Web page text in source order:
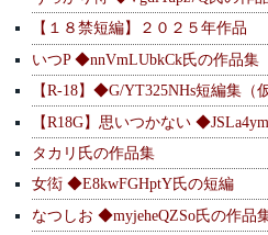
【１８禁短編】２０２５年作品
いつP ◆nnVmLUbkCk氏の作品集
【R-18】◆G/YT325NHs短編集（
【R18G】思いつかない
タカリ氏の作品集
女衒 ◆E8kwFGHptY氏の短編
なつしお ◆myjeheQZSo氏の作品